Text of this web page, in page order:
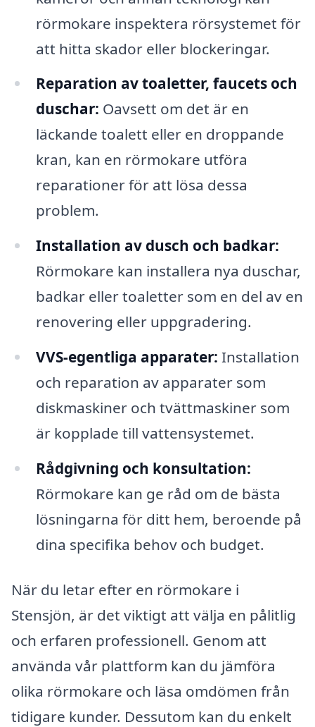
rörmokare inspektera rörsystemet för
att hitta skador eller blockeringar.
Reparation av toaletter, faucets och
duschar: Oavsett om det är en
läckande toalett eller en droppande
kran, kan en rörmokare utföra
reparationer för att lösa dessa
problem.
Installation av dusch och badkar:
Rörmokare kan installera nya duschar,
badkar eller toaletter som en del av en
renovering eller uppgradering.
VVS-egentliga apparater: Installation
och reparation av apparater som
diskmaskiner och tvättmaskiner som
är kopplade till vattensystemet.
Rådgivning och konsultation:
Rörmokare kan ge råd om de bästa
lösningarna för ditt hem, beroende på
dina specifika behov och budget.
När du letar efter en rörmokare i
Stensjön, är det viktigt att välja en pålitlig
och erfaren professionell. Genom att
använda vår plattform kan du jämföra
olika rörmokare och läsa omdömen från
tidigare kunder. Dessutom kan du enkelt